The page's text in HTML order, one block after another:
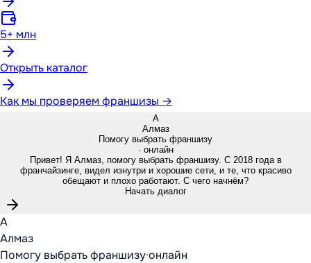
5+ млн
Открыть каталог
Как мы проверяем франшизы →
А
Алмаз
Помогу выбрать франшизу
· онлайн
Привет! Я Алмаз, помогу выбрать франшизу. С 2018 года в
франчайзинге, видел изнутри и хорошие сети, и те, что красиво
обещают и плохо работают. С чего начнём?
Начать диалог
А
Алмаз
Помогу выбрать франшизу·онлайн